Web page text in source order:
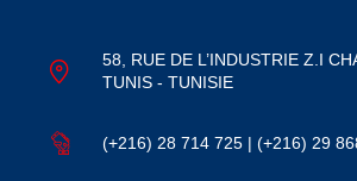
58, RUE DE L’INDUSTRIE Z.I
TUNIS - TUNISIE
(+216) 28 714 725 | (+216) 29